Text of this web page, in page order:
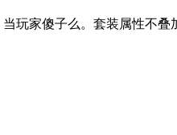
玩家傻子么。套装属性不